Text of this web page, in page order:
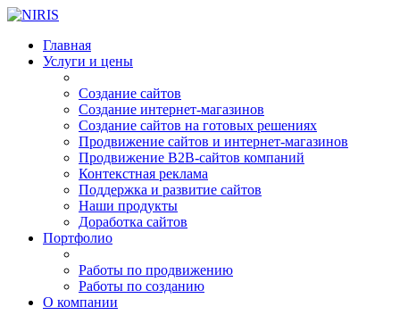
Главная
Услуги и цены
Создание сайтов
Создание интернет-магазинов
Создание сайтов на готовых решениях
Продвижение сайтов и интернет-магазинов
Продвижение B2B-сайтов компаний
Контекстная реклама
Поддержка и развитие сайтов
Наши продукты
Доработка сайтов
Портфолио
Работы по продвижению
Работы по созданию
О компании